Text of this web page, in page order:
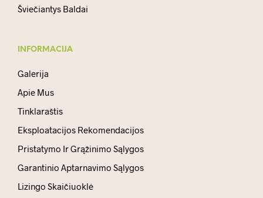
Šviečiantys Baldai
INFORMACIJA
Galerija
Apie Mus
Tinklaraštis
Eksploatacijos Rekomendacijos
Pristatymo Ir Grąžinimo Sąlygos
Garantinio Aptarnavimo Sąlygos
Lizingo Skaičiuoklė